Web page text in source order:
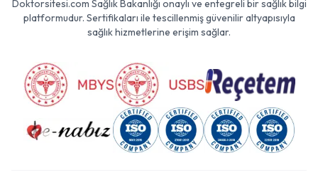
Doktorsitesi.com Sağlık Bakanlığı onaylı ve entegreli bir sağlık bilgi
platformudur. Sertifikaları ile tescillenmiş güvenilir altyapısıyla
sağlık hizmetlerine erişim sağlar.